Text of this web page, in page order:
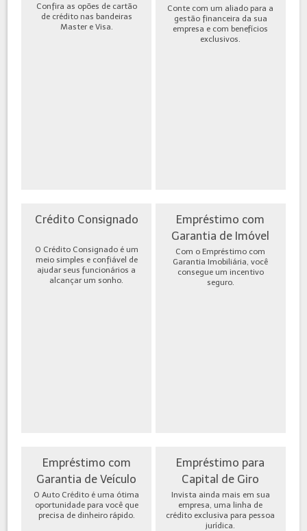
Confira as opões de cartão
de crédito nas bandeiras
Master e Visa.
Conte com um aliado para a
gestão financeira da sua
empresa e com benefícios
exclusivos.
Crédito Consignado
O Crédito Consignado é um
meio simples e confiável de
ajudar seus funcionários a
alcançar um sonho.
Empréstimo com
Garantia de Imóvel
Com o Empréstimo com
Garantia Imobiliária, você
consegue um incentivo
seguro.
Empréstimo com
Garantia de Veículo
O Auto Crédito é uma ótima
oportunidade para você que
precisa de dinheiro rápido.
Empréstimo para
Capital de Giro
Invista ainda mais em sua
empresa, uma linha de
crédito exclusiva para pessoa
jurídica.